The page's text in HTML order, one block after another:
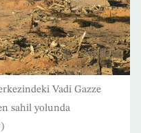
Vadi Gazze
sahil yolunda